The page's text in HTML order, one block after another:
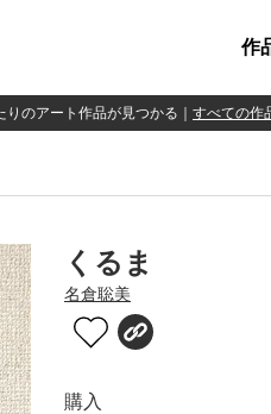
作
りのアート作品が見つかる すべての作
くるま
名倉聡美
購入